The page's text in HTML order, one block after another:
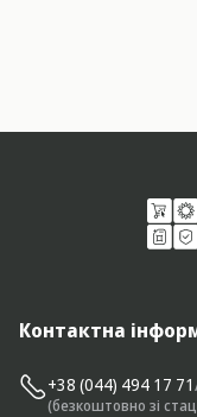
Контактна
+38 (044) 494 17 71
(безкоштовно зі